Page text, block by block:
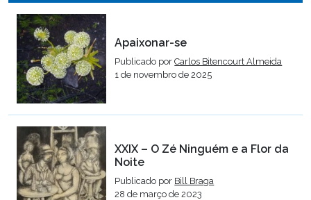
Apaixonar-se
Publicado porCarlos Bitencourt Almeida
1 de novembro de 2025
XXIX – O Zé Ninguém e a Flor da
Noite
Publicado por Bill Braga
28 de março de 2023